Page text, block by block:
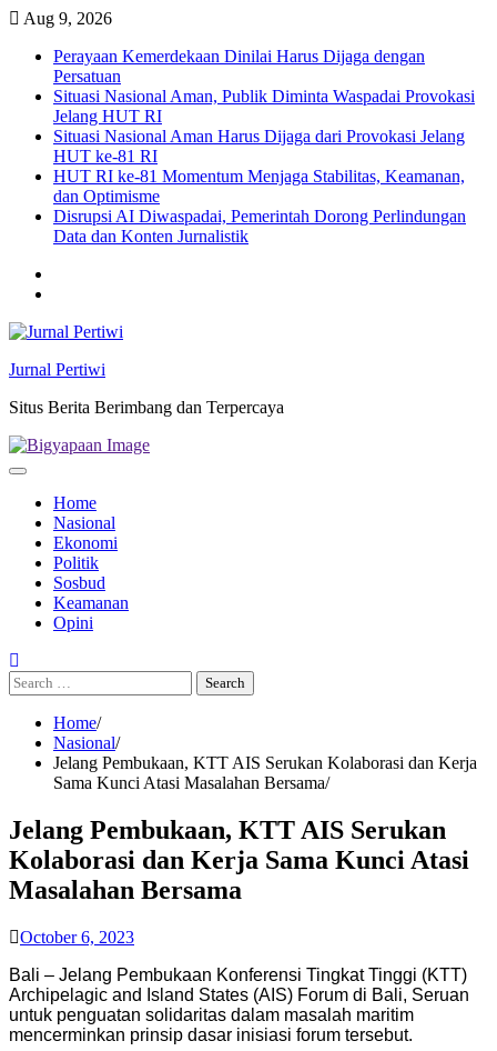
Skip
content
Aug 9, 2026
Perayaan Kemerdekaan Dinilai Harus Dijaga dengan
Persatuan
Situasi Nasional Aman, Publik Diminta Waspadai Provokasi
Jelang HUT RI
Situasi Nasional Aman Harus Dijaga dari Provokasi Jelang
HUT ke-81 RI
HUT RI ke-81 Momentum Menjaga Stabilitas, Keamanan,
dan Optimisme
Disrupsi AI Diwaspadai, Pemerintah Dorong Perlindungan
Data dan Konten Jurnalistik
Jurnal Pertiwi
Situs Berita Berimbang dan Terpercaya
Home
Nasional
Ekonomi
Politik
Sosbud
Keamanan
Opini
Search
for:
Home
Nasional
Jelang Pembukaan, KTT AIS Serukan Kolaborasi dan Kerja
Sama Kunci Atasi Masalahan Bersama
Jelang Pembukaan, KTT AIS Serukan
Kolaborasi dan Kerja Sama Kunci Atasi
Masalahan Bersama
October 6, 2023
Bali – Jelang Pembukaan Konferensi Tingkat Tinggi (KTT)
Archipelagic and Island States (AIS) Forum di Bali, Seruan
untuk penguatan solidaritas dalam masalah maritim
mencerminkan prinsip dasar inisiasi forum tersebut.